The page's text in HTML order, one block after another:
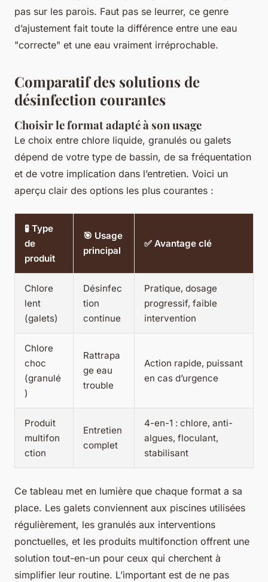
pas sur les parois. Faut pas se leurrer, ce genre
d’ajustement fait toute la différence entre une eau
"correcte" et une eau vraiment irréprochable.
Comparatif des solutions de
désinfection courantes
Choisir le format adapté à son usage
Le choix entre chlore liquide, granulés ou galets
dépend de votre type de bassin, de sa fréquentation
et de votre implication dans l’entretien. Voici un
aperçu clair des options les plus courantes :
🧪 Type
de
produit
🎯 Usage
principal
✅ Avantage clé
Chlore
lent
(galets)
Désinfec
tion
continue
Pratique, dosage
progressif, faible
intervention
Chlore
choc
(granulé
)
Rattrapa
ge eau
trouble
Action rapide, puissant
en cas d’urgence
Produit
multifon
ction
Entretien
complet
4-en-1 : chlore, anti-
algues, floculant,
stabilisant
Ce tableau met en lumière que chaque format a sa
place. Les galets conviennent aux piscines utilisées
régulièrement, les granulés aux interventions
ponctuelles, et les produits multifonction offrent une
solution tout-en-un pour ceux qui cherchent à
simplifier leur routine. L’important est de ne pas